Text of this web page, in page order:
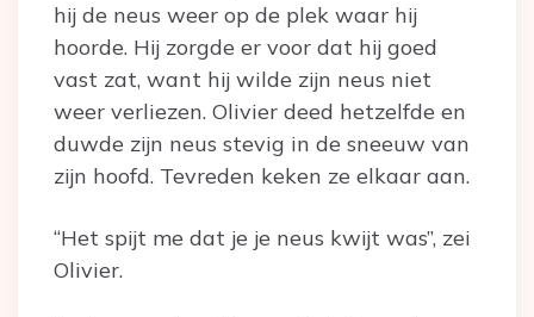
hij de neus weer op de plek waar hij
hoorde. Hij zorgde er voor dat hij goed
vast zat, want hij wilde zijn neus niet
weer verliezen. Olivier deed hetzelfde en
duwde zijn neus stevig in de sneeuw van
zijn hoofd. Tevreden keken ze elkaar aan.
“Het spijt me dat je je neus kwijt was”, zei
Olivier.